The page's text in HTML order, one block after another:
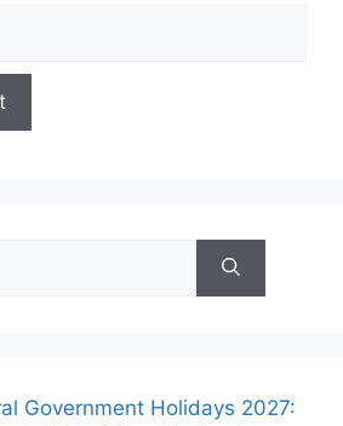
Government Holidays 2027: